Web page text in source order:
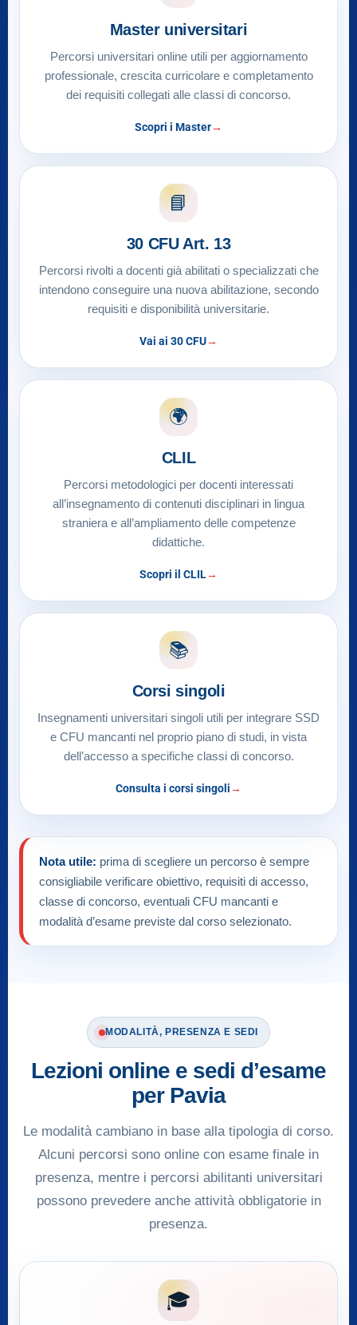
Master universitari
Percorsi universitari online utili per aggiornamento
professionale, crescita curricolare e completamento
dei requisiti collegati alle classi di concorso.
Scopri i Master
📘
30 CFU Art. 13
Percorsi rivolti a docenti già abilitati o specializzati che
intendono conseguire una nuova abilitazione, secondo
requisiti e disponibilità universitarie.
Vai ai 30 CFU
🌍
CLIL
Percorsi metodologici per docenti interessati
all’insegnamento di contenuti disciplinari in lingua
straniera e all’ampliamento delle competenze
didattiche.
Scopri il CLIL
📚
Corsi singoli
Insegnamenti universitari singoli utili per integrare SSD
e CFU mancanti nel proprio piano di studi, in vista
dell’accesso a specifiche classi di concorso.
Consulta i corsi singoli
Nota utile: prima di scegliere un percorso è sempre
consigliabile verificare obiettivo, requisiti di accesso,
classe di concorso, eventuali CFU mancanti e
modalità d’esame previste dal corso selezionato.
MODALITÀ, PRESENZA E SEDI
Lezioni online e sedi d’esame
per Pavia
Le modalità cambiano in base alla tipologia di corso.
Alcuni percorsi sono online con esame finale in
presenza, mentre i percorsi abilitanti universitari
possono prevedere anche attività obbligatorie in
presenza.
🎓